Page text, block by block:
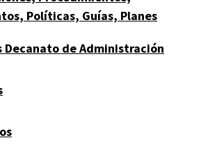
Políticas, Guías, Planes
Decanato de Administración